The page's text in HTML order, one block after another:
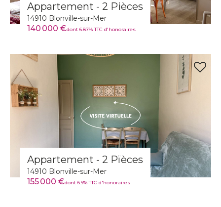
Appartement - 2 Pièces
14910 Blonville-sur-Mer
140 000 €dont 6.87% TTC d'honoraires
Appartement - 2 Pïèces
14910 Blonville-sur-Mer
155 000 €dont 6.9% TTC d'honoraires